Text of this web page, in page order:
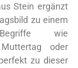
Stein ergänzt
zu einem
wie
oder
zu dieser